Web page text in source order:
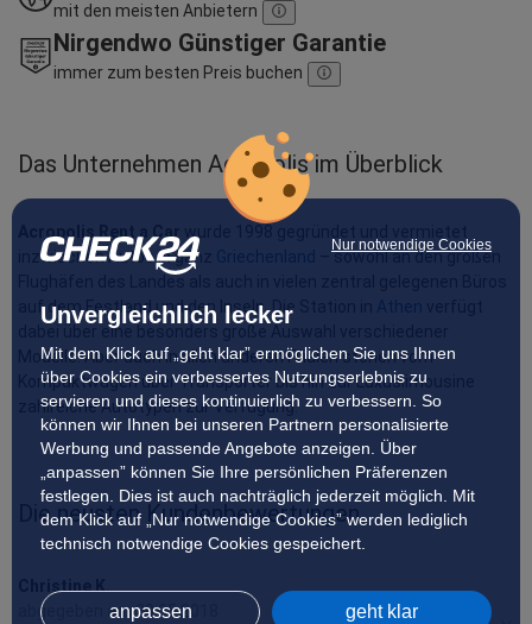
Nur notwendige Cookies
Unvergleichlich lecker
Mit dem Klick auf „geht klar” ermöglichen Sie uns Ihnen
über Cookies ein verbessertes Nutzungserlebnis zu
servieren und dieses kontinuierlich zu verbessern. So
können wir Ihnen bei unseren Partnern personalisierte
Werbung und passende Angebote anzeigen. Über
„anpassen” können Sie Ihre persönlichen Präferenzen
festlegen. Dies ist auch nachträglich jederzeit möglich. Mit
dem Klick auf „Nur notwendige Cookies” werden lediglich
technisch notwendige Cookies gespeichert.
anpassen geht klar
mit den meisten Anbietern
Nirgendwo Günstiger Garantie
immer zum besten Preis buchen
Das Unternehmen Acropolis im Überblick
inzwischen Autos in ganz Griechenland
– sowohl an den großen
auf dem Festland und den Inseln. Die Station in Athen
dabei über eine besonders große Auswahl verschiedener
Modelle. Aber auch in allen anderen Filialen stehen vom
Kompaktwagen über Transporter bis hin zur Luxuslimousine
zahlreiche Autotypen zur Verfügung.
Die neusten Kundenbewertungen
abgegeben am 29.05.2018